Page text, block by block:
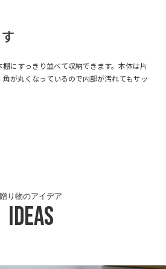
にすっきり並べて収納できます。本体は片
が丸くなっているので内部が汚れてもサッ
Ideas
贈り物のアイデア